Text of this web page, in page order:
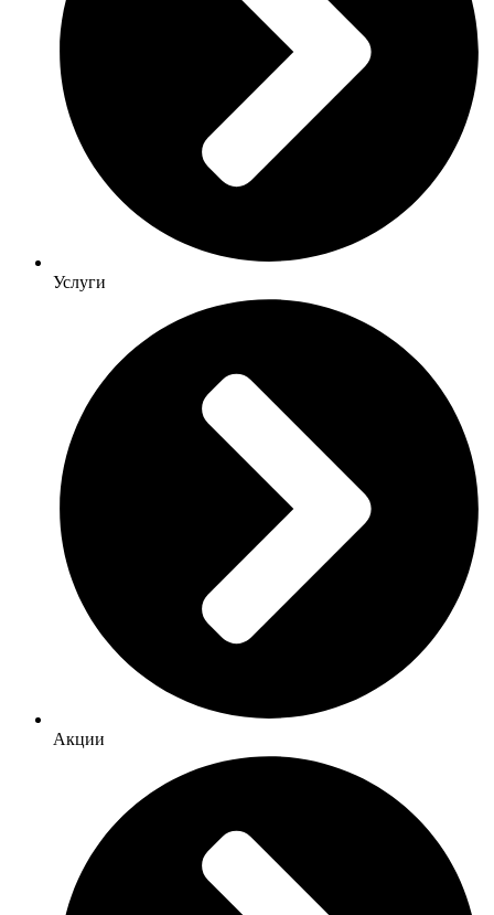
Услуги
Акции